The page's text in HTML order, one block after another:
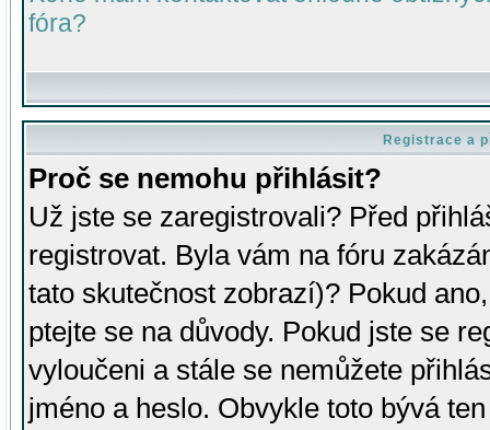
fóra?
Registrace a
Proč se nemohu přihlásit?
Už jste se zaregistrovali? Před
registrovat. Byla vám na fóru
tato skutečnost zobrazí)? Pokud
ptejte se na důvody. Pokud jste se
vyloučeni a stále se nemůžete
jméno a heslo. Obvykle toto bývá